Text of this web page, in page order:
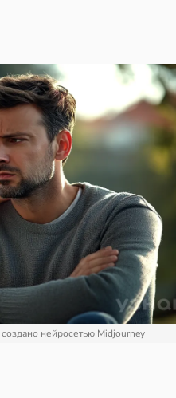
нейросетью Midjourney